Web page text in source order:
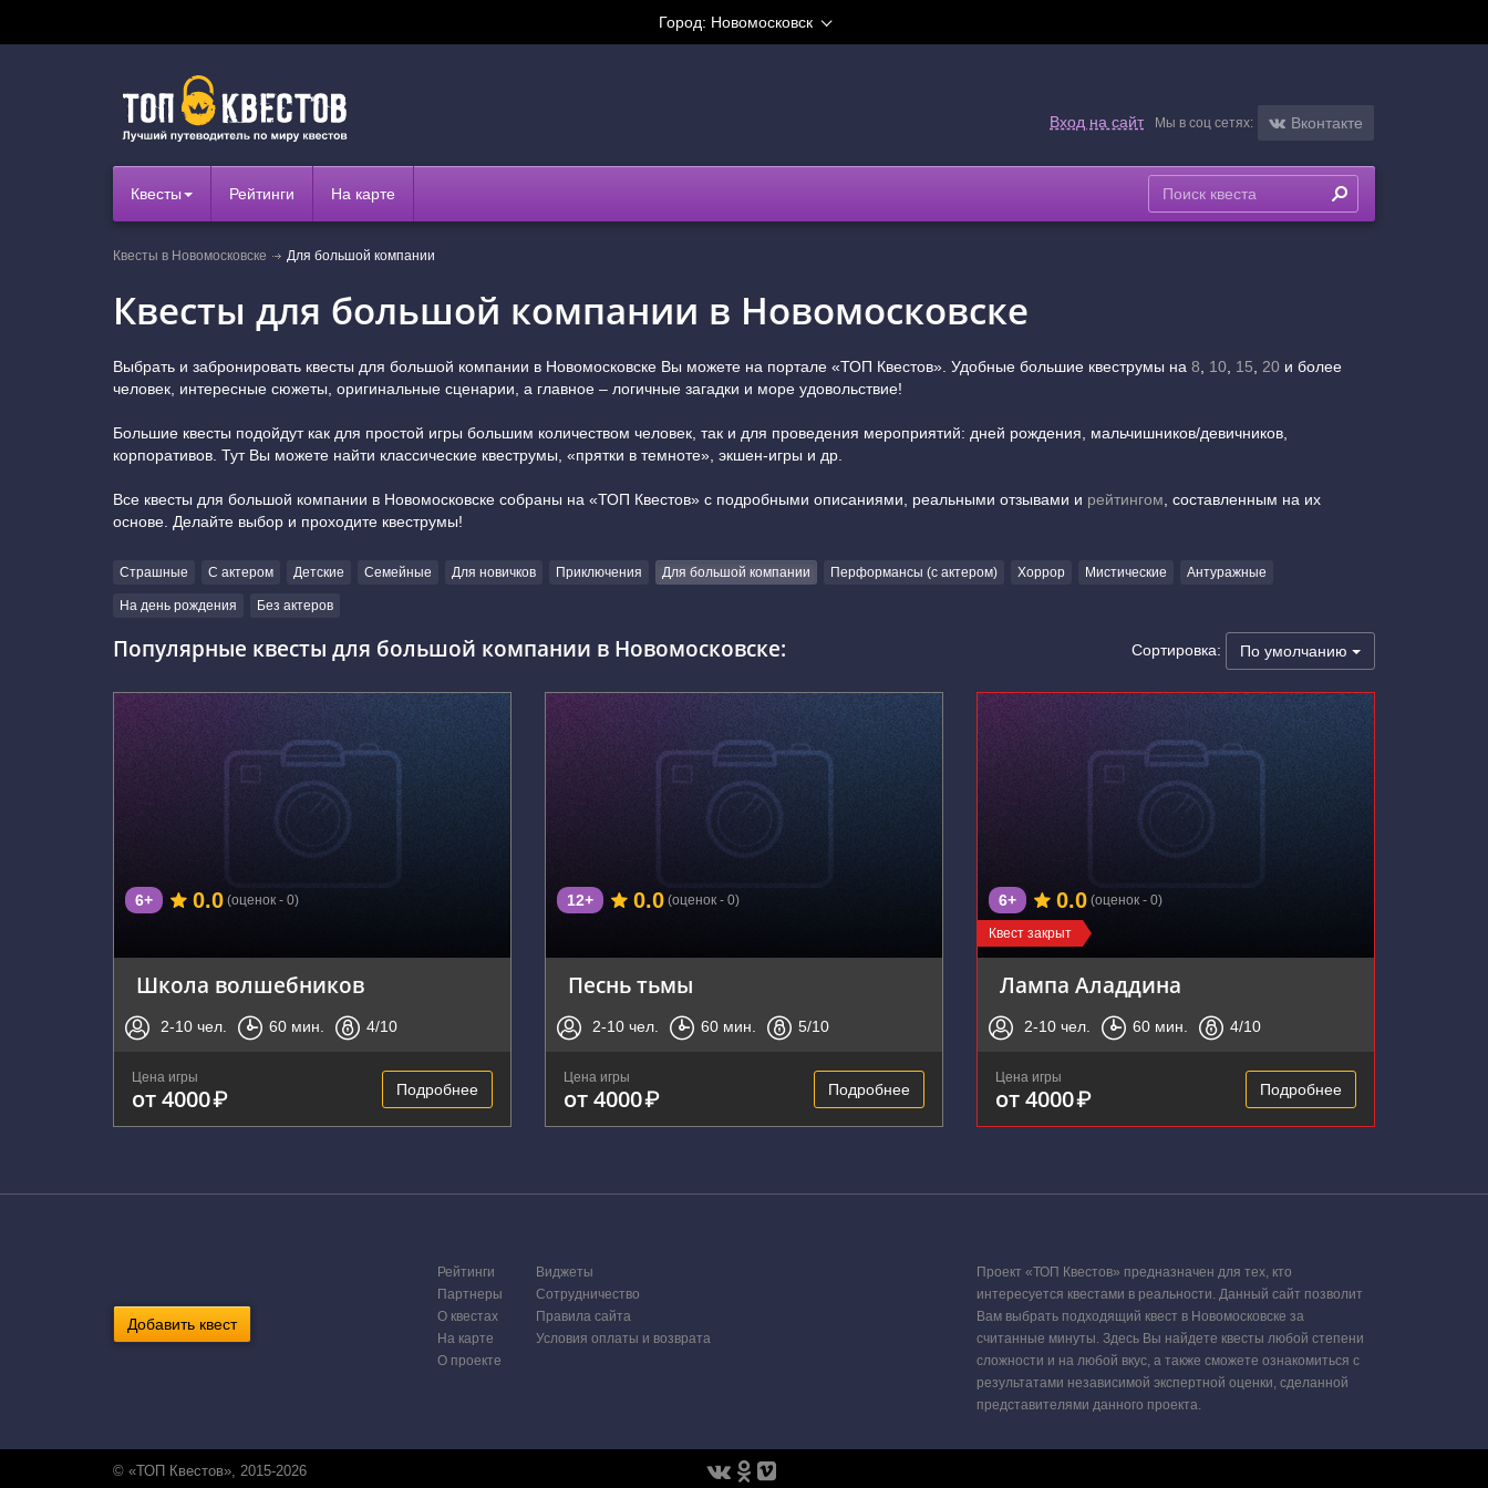
Город: Новомосковск
Вход на сайт Мы в соц сетях: Вконтакте
Квесты Рейтинги На карте
Квесты в Новомосковске Для большой компании
Квесты для большой компании в Новомосковске
Выбрать и забронировать квесты для большой компании в Новомосковске Вы можете на портале «ТОП Квестов». Удобные большие квеструмы на 8 10 15 20 и более
человек, интересные сюжеты, оригинальные сценарии, а главное – логичные загадки и море удовольствие!
Большие квесты подойдут как для простой игры большим количеством человек, так и для проведения мероприятий: дней рождения, мальчишников/девичников,
корпоративов. Тут Вы можете найти классические квеструмы, «прятки в темноте», экшен-игры и др.
Все квесты для большой компании в Новомосковске собраны на «ТОП Квестов» с подробными описаниями, реальными отзывами и рейтингом , составленным на их
основе. Делайте выбор и проходите квеструмы!
Страшные С актером Детские Семейные Для новичков Приключения Для большой компании Перформансы (с актером) Хоррор Мистические Антуражные
На день рождения Без актеров
Популярные квесты для большой компании в Новомосковске: Сортировка: По умолчанию
г. Новомосковск, Рязанское шоссе, 10к1
6+ 0.0 (оценок - 0)
Школа волшебников
2-10 чел. 60 мин. 4/10
Цена игры
от 4000₽ Подробнее
г. Новомосковск, Рязанское шоссе, 10к1
12+ 0.0 (оценок - 0)
Песнь тьмы
2-10 чел. 60 мин. 5/10
Цена игры
от 4000₽ Подробнее
Квест закрыт
6+ 0.0 (оценок - 0)
Лампа Аладдина
2-10 чел. 60 мин. 4/10
Цена игры
от 4000₽ Подробнее
Добавить квест
Рейтинги
Партнеры
О квестах
На карте
О проекте
Виджеты
Сотрудничество
Правила сайта
Условия оплаты и возврата
Проект «ТОП Квестов» предназначен для тех, кто
интересуется квестами в реальности. Данный сайт позволит
Вам выбрать подходящий квест в Новомосковске за
считанные минуты. Здесь Вы найдете квесты любой степени
сложности и на любой вкус, а также сможете ознакомиться с
результатами независимой экспертной оценки, сделанной
представителями данного проекта.
© «ТОП Квестов», 2015-2026